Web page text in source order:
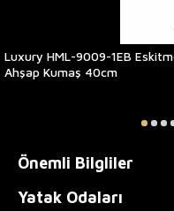
Luxury HML-9009-1EB
Ahşap Kumaş 40cm
Önemli Bilgliler
Yatak Odaları